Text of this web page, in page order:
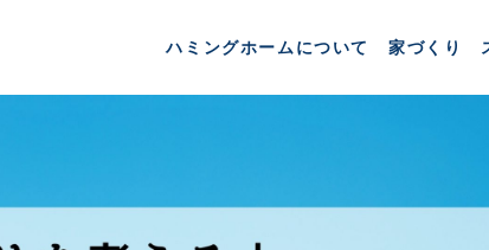
ハミングホームについて 家づくり